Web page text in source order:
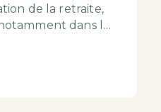
de la retraite,
dans le